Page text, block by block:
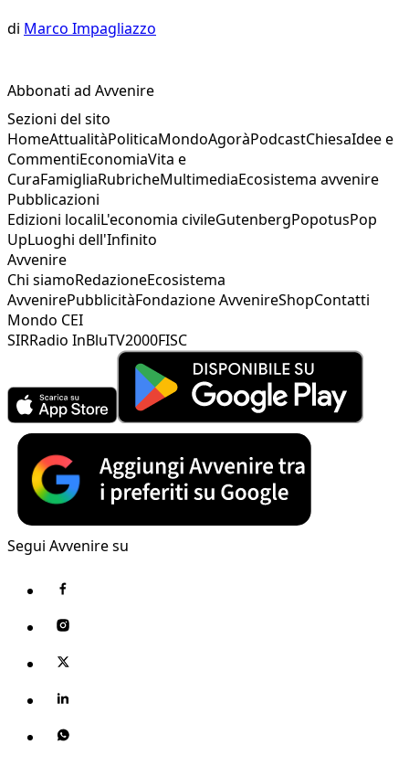
di Marco Impagliazzo
Abbonati ad Avvenire
Sezioni del sito
HomeAttualitàPoliticaMondoAgoràPodcastChiesaIdee e
CommentiEconomiaVita e
CuraFamigliaRubricheMultimediaEcosistema avvenire
Pubblicazioni
Edizioni localiL'economia civileGutenbergPopotusPop
UpLuoghi dell'Infinito
Avvenire
Chi siamoRedazioneEcosistema
AvvenirePubblicitàFondazione AvvenireShopContatti
Mondo CEI
SIRRadio InBluTV2000FISC
Segui Avvenire su